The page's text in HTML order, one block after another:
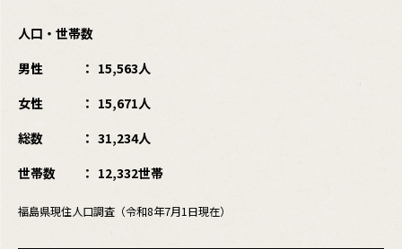
人口・世帯数
男性
15,563人
女性
15,671人
総数
31,234人
世帯数
12,332世帯
福島県現住人口調査（令和8年7月1日現在）